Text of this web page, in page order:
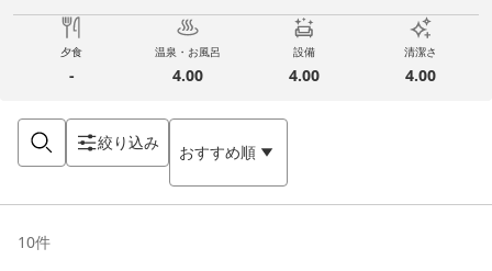
夕食
-
温泉・お風呂
4.00
設備
4.00
清潔さ
4.00
絞り込み おすすめ順
10件